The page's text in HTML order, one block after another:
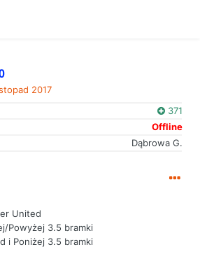
2017
371
Offline
Dąbrowa G.
United
Powyżej 3.5 bramki
i Poniżej 3.5 bramki